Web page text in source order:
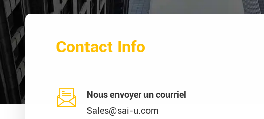
Contact Info

Nous envoyer un courriel
Sales@sai-u.com